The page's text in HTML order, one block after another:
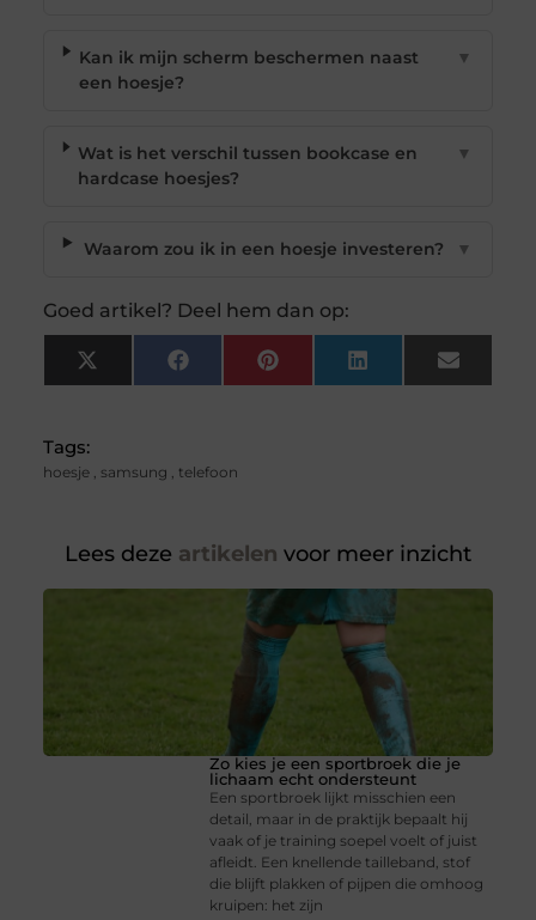
Kan ik mijn scherm beschermen naast
een hoesje?
▼
Wat is het verschil tussen bookcase en
hardcase hoesjes?
▼
Waarom zou ik in een hoesje investeren? ▼
Goed artikel? Deel hem dan op:
X
(Twitter)
FacebookPinterest LinkedIn Email
Tags:
hoesje, samsung , telefoon
Lees deze artikelen voor meer inzicht
Zo kies je een sportbroek die je
lichaam echt ondersteunt
Een sportbroek lijkt misschien een
detail, maar in de praktijk bepaalt hij
vaak of je training soepel voelt of juist
afleidt. Een knellende tailleband, stof
die blijft plakken of pijpen die omhoog
kruipen: het zijn